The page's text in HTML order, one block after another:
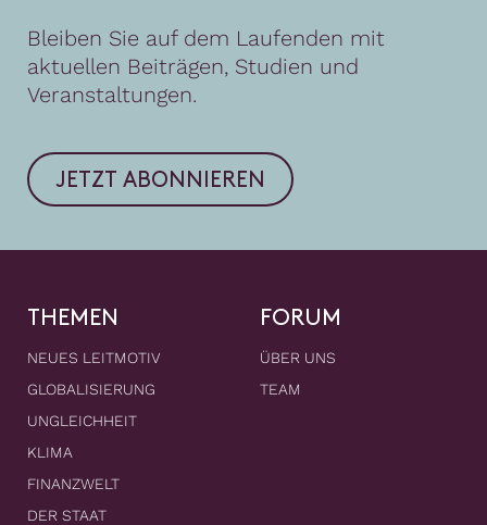
Bleiben Sie auf dem Laufenden mit
aktuellen Beiträgen, Studien und
Veranstaltungen.
JETZT ABONNIEREN
THEMEN
NEUES LEITMOTIV
GLOBALISIERUNG
UNGLEICHHEIT
KLIMA
FINANZWELT
DER STAAT
FORUM
ÜBER UNS
TEAM